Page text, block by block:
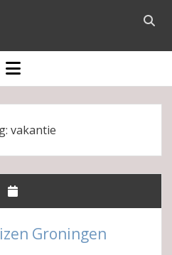
Open
bar
open
menu
vakantie
Groningen